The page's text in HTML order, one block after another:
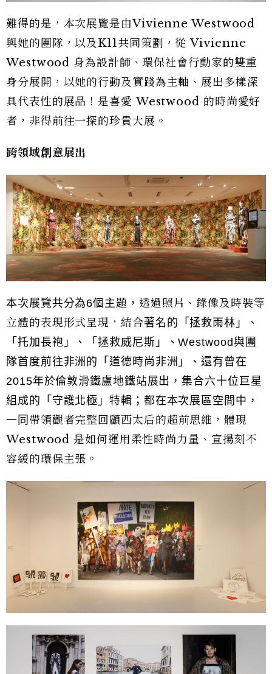
難得的是，本次展覽是由Vivienne Westwood
與她的團隊，以及K11共同策劃，從 Vivienne
Westwood 身為設計師、環保社會行動家的雙重
身分展開，以她的行動及實踐為主軸、展出多樣深
具代表性的展品！是喜愛 Westwood 的時尚愛好
者，非得前往一探的珍貴大展。
跨領域創意展出
本次展覽共分為6個主題， 透過照片、錄像及時裝等
立體的表現形式呈現，結合著名的「拯救雨林」、
「托加長袍」、「拯救威尼斯」、Westwood與團
隊首度前往非洲的「道德時尚非洲」、還有曾在
2015年於倫敦滑鐵盧地鐵站展出，集合六十位巨星
組成的「守護北極」特輯；都在本次展區空間中，
一同 帶領觀者完整回顧西太后的超前思維 ，體現
Westwood 是如何運用柔性時尚力量、宣揚刻不
容緩的環保主張。